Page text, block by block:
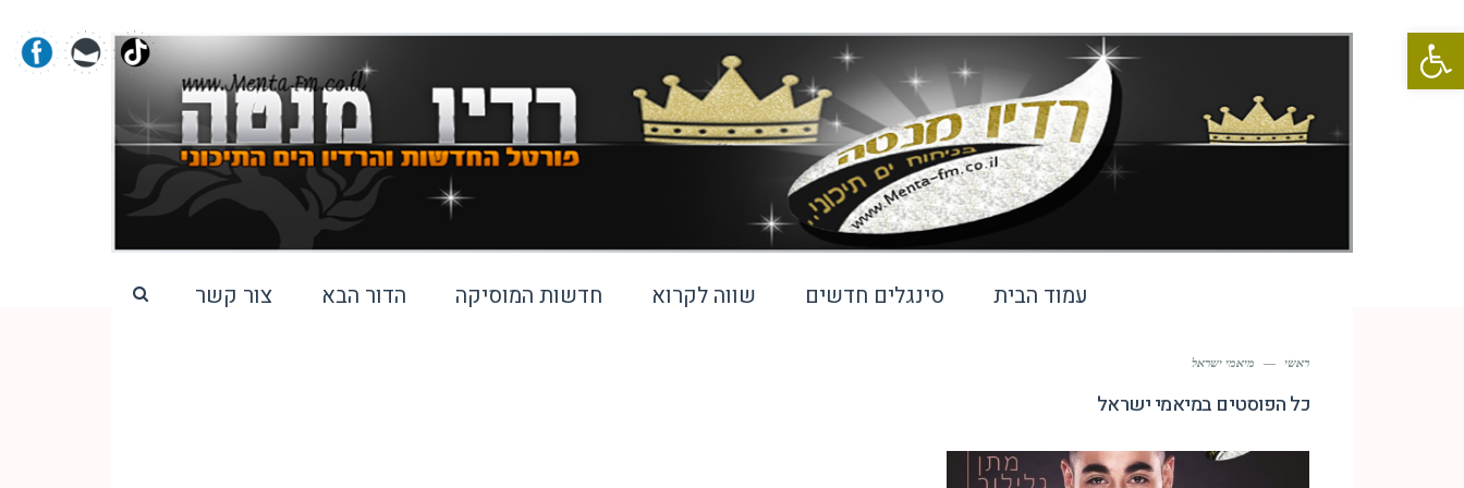
פתח סרגל נגישות
עמוד הבית סינגלים חדשים שווה לקרוא חדשות המוסיקה הדור הבא צור קשר
ראשי — מיאמי ישראל
כל הפוסטים במיאמי ישראל